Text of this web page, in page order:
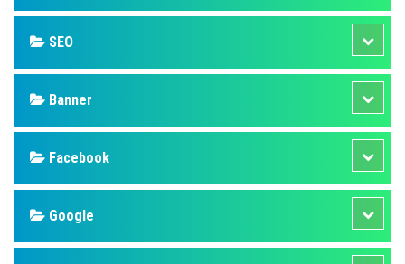
SEO
Banner
Facebook
Google